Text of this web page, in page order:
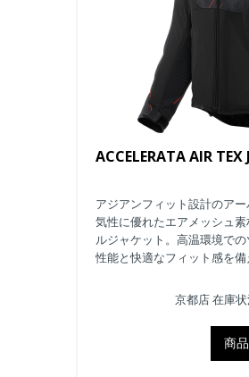
ACCELERATA AIR
アジアンフィット設計のア
気性に優れたエアメッシュ
ルジャケット。高温環境で
性能と快適なフィット感を備
京都店 在庫
商